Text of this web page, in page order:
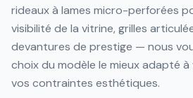
rideaux à lames micro-perforées
visibilité de la vitrine, grilles
devantures de prestige — nous
choix du modèle le mieux adapté
vos contraintes esthétiques.